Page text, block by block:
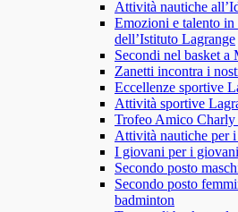
Attività nautiche
Emozioni e talento
dell’Istituto Lagrange
Secondi nel basket a
Zanetti incontra i
Eccellenze sportive
Attività sportive
Trofeo Amico Charly
Attività nautiche per
I giovani per i giovani
Secondo posto
Secondo posto
badminton